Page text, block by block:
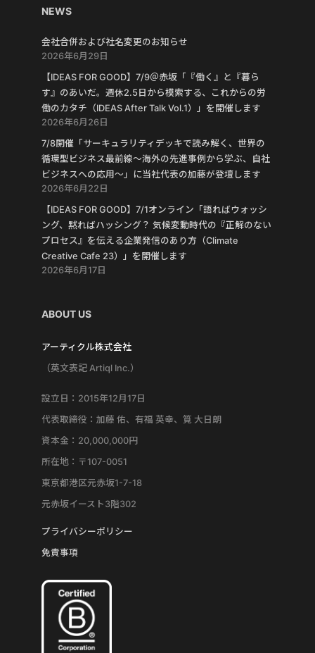
NEWS
会社合併および社名変更のお知らせ
2026年6月29日
【IDEAS FOR GOOD】7/9＠赤坂「『働く』と『暮ら
す』のあいだ。週休2.5日から模索する、これからの労
働のカタチ（IDEAS After Talk Vol.1）」を開催します
2026年6月26日
7/8開催「サーキュラリティデッキで読み解く、世界の
循環型ビジネス最前線〜海外の先進事例から学ぶ、自社
ビジネスへの応用〜」に当社代表の加藤が登壇します
2026年6月22日
【IDEAS FOR GOOD】7/1オンライン「語ればウォッシ
ング、黙ればハッシング？ 気候変動時代の『正解のない
プロセス』を伝える企業発信のあり方（Climate
Creative Cafe 23）」を開催します
2026年6月17日
ABOUT US
アーティクル株式会社
（英文表記 Artiql Inc.）
設立日：2015年12月17日
代表取締役：加藤 佑、有福 英幸、筧 大日朗
資本金：20,000,000円
所在地：〒107-0051
東京都港区元赤坂1-7-18
元赤坂イースト3階302
プライバシーポリシー
免責事項